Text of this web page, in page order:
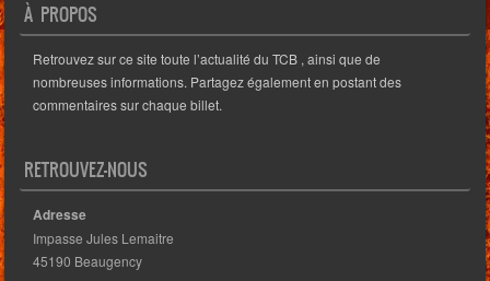
À PROPOS
Retrouvez sur ce site toute l’actualité du TCB , ainsi que de
nombreuses informations. Partagez également en postant des
commentaires sur chaque billet.
RETROUVEZ-NOUS
Adresse
Impasse Jules Lemaitre
45190 Beaugency